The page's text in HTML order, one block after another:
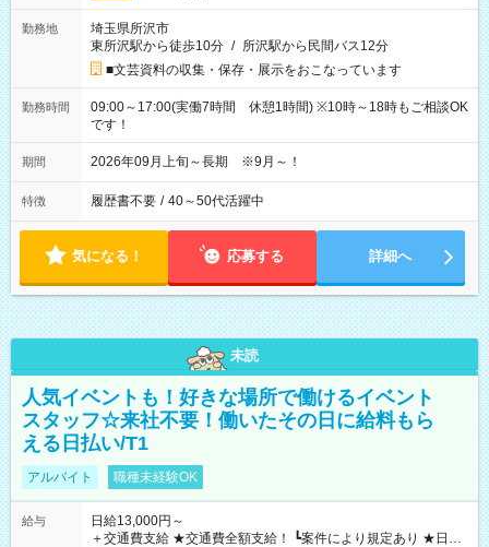
勤務地
埼玉県所沢市
東所沢駅から徒歩10分 / 所沢駅から民間バス12分
■文芸資料の収集・保存・展示をおこなっています
勤務時間
09:00～17:00(実働7時間 休憩1時間) ※10時～18時もご相談OK
です！
期間 2026年09月上旬～長期 ※9月～！
特徴 履歴書不要 / 40～50代活躍中
気になる！ 応募する 詳細へ
未読
人気イベントも！好きな場所で働けるイベント
スタッフ☆来社不要！働いたその日に給料もら
える日払い/T1
アルバイト 職種未経験OK
給与
日給13,000円～
＋交通費支給 ★交通費全額支給！ ┗案件により規定あり ★日払